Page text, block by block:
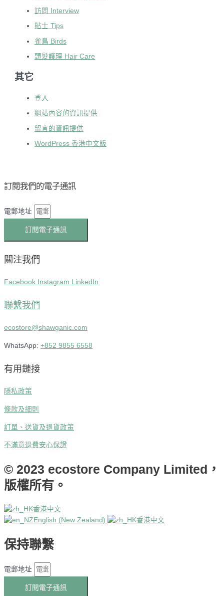
訪問 Interview
貼士 Tips
雀鳥 Birds
頭髮護理 Hair Care
其它
登入
網站內容的資訊提供
留言的資訊提供
WordPress 香港中文版
訂閱我們的電子通訊
電郵地址
訂閱電子通訊
關注我們
Facebook Instagram LinkedIn
聯繫我們
ecostore@shawganic.com
WhatsApp: +852 9855 6558
有用鏈接
隱私政策
條款及細則
訂單、送貨及退貨政策
不滿意退費安心保證
© 2023 ecostore Company Limited，
版權所有。
香港中文
English (New Zealand)
香港中文
保持聯繫
電郵地址
訂閱電子通訊